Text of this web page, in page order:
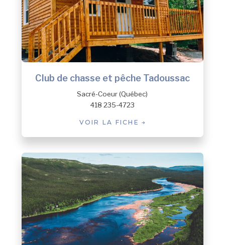
Club de chasse et pêche Tadoussac
Sacré-Coeur (Québec)
418 235-4723
VOIR LA FICHE